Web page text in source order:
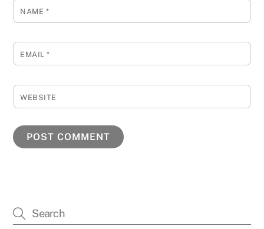
NAME *
EMAIL*
WEBSITE